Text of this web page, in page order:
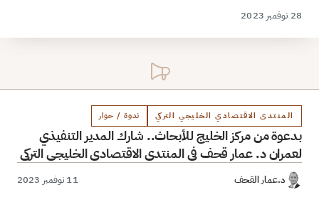
28 نوفمبر 2023
المنتدى الاقتصادي الخليجي التركي ندوة / حوار
بدعوة من مركز الخليج للأبحاث.. شارك المدير التنفيذي
لعمران د. عمار قحف في المنتدى الاقتصادي الخليجي التركي
د.عمار القحف 11 نوفمبر 2023